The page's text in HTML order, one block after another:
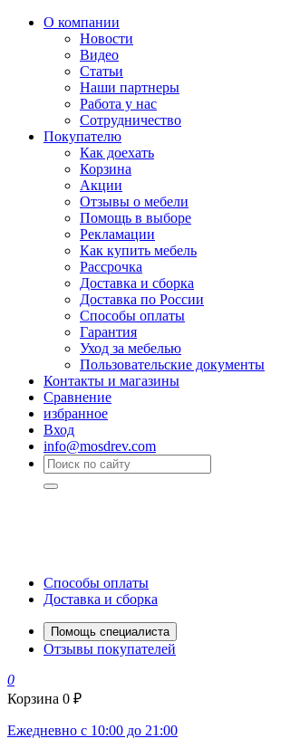
О компании
Новости
Видео
Статьи
Наши партнеры
Работа у нас
Сотрудничество
Покупателю
Как доехать
Корзина
Акции
Отзывы о мебели
Помощь в выборе
Рекламации
Как купить мебель
Рассрочка
Доставка и сборка
Доставка по России
Способы оплаты
Гарантия
Уход за мебелью
Пользовательские документы
Контакты и магазины
Сравнение
избранное
Вход
info@mosdrev.com
Способы оплаты
Доставка и сборка
Помощь специалиста
Отзывы покупателей
0
Корзина 0 ₽
Ежедневно с 10:00 до 21:00